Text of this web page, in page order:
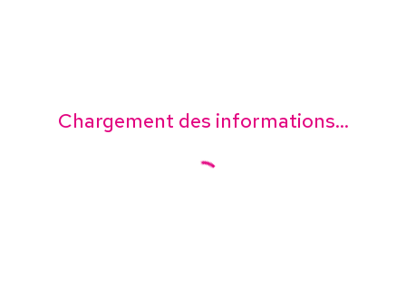
Chargement des informations...